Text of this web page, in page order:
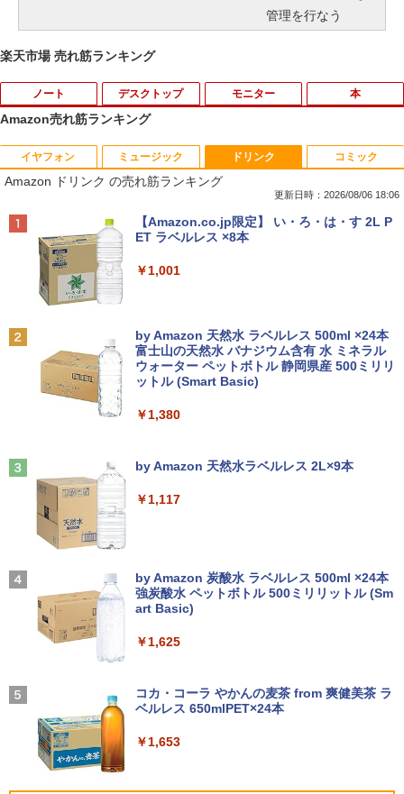
管理を行なう
楽天市場 売れ筋ランキング
ノート
1
【中古】第4世代 Core i3搭載ノートパソ
コン 500GB 4GBメモリ DVDマルチドラ
イブ 15.6インチ Wi-Fi 【Windows10】
MS 365 Office Web 注目PC [105]
￥8,800
第7世代 | Core i5 7200U 2.5(～最大3.1)
GHz | MEM:8GB | HDD:500GB | DVDマ
ルチ | 無線LAN:あり | テンキー | Win11P
ro64Bit | ACアダプター付属
￥9,980
U938 第7世代 Core i5 Windows11 Pro
￥12,980
8月5日限定10倍＆抽選10000P！｜2021
代Celeron 6305U最大メモリ32GB 秒速
起動新品SSD2TB テンキー内蔵 15.6型大
Microsoftoffice2024可 送料無料 WIFI
デスクトップ
1
Magic Trackpad 2 用 トラックパッド 保
護フィルム OverLay Protector for Magi
c Trackpad 2保護 フィルム シート シー
ル フィルター アンチグレア サラサラ マ
ウス 低反射 タッチパッド トラックパッ
ド ミヤビックス
￥998
【★ランキング第1位獲得商品!!★】 デス
クトップパソコン ★店長おまかせ 最新
Windows11 Office付 第六世代 Core-i5
Core-i7 変更可 八世代 十世代にも対応
コン 中古デスクトップパソコン PC 本体
￥15,800
S Office 2 / DVD-RW
￥16,980
代 Corei3/i5-8500T メモリ最大16GB SS
D1TB 二画面デュアル アウトレット オフ
o 中古パソコンデスクトップパソコン ミ
ニPC デル 中古パソコンデスクトップPC
モニター
1
【マラソンセール期間中ポイント5倍】中
古モニター 19インチ スクエア 液晶ディ
スプレイ VGA / DVI端子 店長おまかせ ケ
ーブル付き サブモニターにおすすめ 動作
確認済み 30日保証 送料無料
2
ワイド 液晶ディスプレイ FullHD/HDMI
ケーブル標準添付【中古/送料無料】※沖
縄、離島を除く
PHILIPS 241V8 LED液晶モニター 23.8
ルHD）16:9 IPSパネル 非光沢 ノングレ
モバイルディスプレイ 自立型 1920*1080
h/PS3/PS4/PS5/Xbox One/PC/スマホ/U
SBType-C/標準HDMI対応【選べる種
本
1
[新品]はじめての世界名作えほん えほん
のおうち(1～40巻)
￥26,400
￥1,815
情報社会と情報技術 （身近なモノやサー
￥2,750
￥1,870
￥825
Amazon売れ筋ランキング
イヤフォン
Anker Soundcore P40i オフホワイト
Anker Soundcore P31i ブラック
￥4,990
ラック
￥14,990
レスイヤホン bluetooth イヤホン V12 小型
軽量 ブルートゥースHi-Fi 最大36時間再生 ぶ
るーとゅーす コードレス ENCノイズキャン
付き 防水 タッチ式音量調整 スポーツ/通勤/通
￥1,964
Xiaomi シャオミ REDMI Buds 8 Lite ワイヤ
ミュージック
BRUCE WAYNE feat. Flo Milli, ATL Jacob
[Explicit]
￥250
BRUCE WAYNE feat. Flo Milli, ATL Jacob
[Explicit]
￥250
￥250
￥250
ドリンク
Amazon ドリンク の売れ筋ランキング
更新日時：2026/08/06 18:06
【Amazon.co.jp限定】 い・ろ・は・す 2L P
ET ラベルレス ×8本
￥1,001
by Amazon 天然水 ラベルレス 500ml ×24本
富士山の天然水 バナジウム含有 水 ミネラル
ウォーター ペットボトル 静岡県産 500ミリリ
ットル (Smart Basic)
￥1,380
by Amazon 天然水ラベルレス 2L×9本
￥1,117
by Amazon 炭酸水 ラベルレス 500ml ×24本
強炭酸水 ペットボトル 500ミリリットル (Sm
art Basic)
￥1,625
コカ・コーラ やかんの麦茶 from 爽健美茶 ラ
ベルレス 650mlPET×24本
￥1,653
コミック